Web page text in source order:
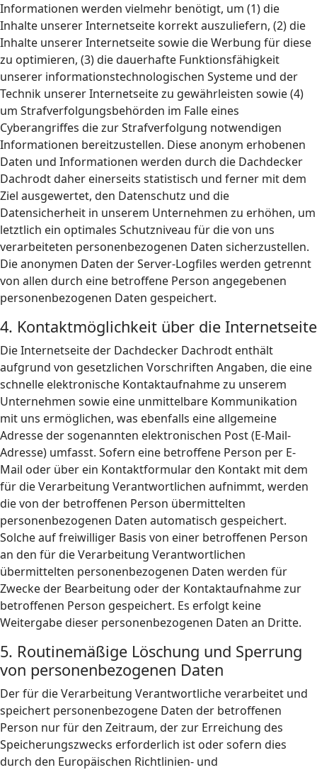
Informationen werden vielmehr benötigt, um (1) die
Inhalte unserer Internetseite korrekt auszuliefern, (2) die
Inhalte unserer Internetseite sowie die Werbung für diese
zu optimieren, (3) die dauerhafte Funktionsfähigkeit
unserer informationstechnologischen Systeme und der
Technik unserer Internetseite zu gewährleisten sowie (4)
um Strafverfolgungsbehörden im Falle eines
Cyberangriffes die zur Strafverfolgung notwendigen
Informationen bereitzustellen. Diese anonym erhobenen
Daten und Informationen werden durch die Dachdecker
Dachrodt daher einerseits statistisch und ferner mit dem
Ziel ausgewertet, den Datenschutz und die
Datensicherheit in unserem Unternehmen zu erhöhen, um
letztlich ein optimales Schutzniveau für die von uns
verarbeiteten personenbezogenen Daten sicherzustellen.
Die anonymen Daten der Server-Logfiles werden getrennt
von allen durch eine betroffene Person angegebenen
personenbezogenen Daten gespeichert.
4. Kontaktmöglichkeit über die Internetseite
Die Internetseite der Dachdecker Dachrodt enthält
aufgrund von gesetzlichen Vorschriften Angaben, die eine
schnelle elektronische Kontaktaufnahme zu unserem
Unternehmen sowie eine unmittelbare Kommunikation
mit uns ermöglichen, was ebenfalls eine allgemeine
Adresse der sogenannten elektronischen Post (E-Mail-
Adresse) umfasst. Sofern eine betroffene Person per E-
Mail oder über ein Kontaktformular den Kontakt mit dem
für die Verarbeitung Verantwortlichen aufnimmt, werden
die von der betroffenen Person übermittelten
personenbezogenen Daten automatisch gespeichert.
Solche auf freiwilliger Basis von einer betroffenen Person
an den für die Verarbeitung Verantwortlichen
übermittelten personenbezogenen Daten werden für
Zwecke der Bearbeitung oder der Kontaktaufnahme zur
betroffenen Person gespeichert. Es erfolgt keine
Weitergabe dieser personenbezogenen Daten an Dritte.
5. Routinemäßige Löschung und Sperrung
von personenbezogenen Daten
Der für die Verarbeitung Verantwortliche verarbeitet und
speichert personenbezogene Daten der betroffenen
Person nur für den Zeitraum, der zur Erreichung des
Speicherungszwecks erforderlich ist oder sofern dies
durch den Europäischen Richtlinien- und